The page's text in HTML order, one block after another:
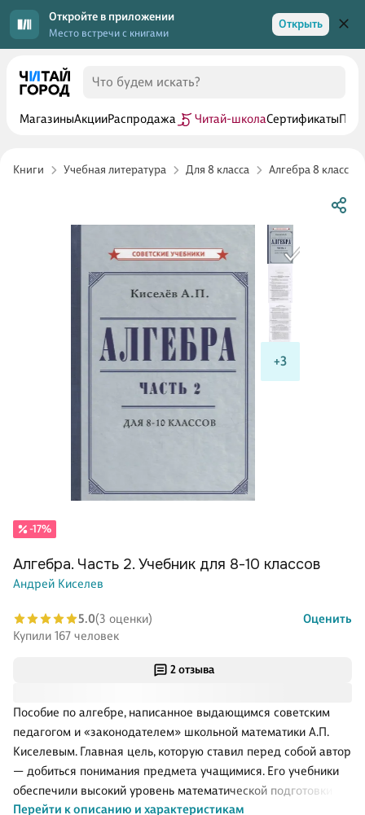
Откройте в приложении
Место встречи с книгами
Открыть
МагазиныАкцииРаспродажа Читай-школаСертификаты
Книги Учебная литература Для 8 класса Алгебра 8 класс
+3
2 отзыва
Пособие по алгебре, написанное выдающимся советским
педагогом и «законодателем» школьной математики А.П.
Киселевым. Главная цель, которую ставил перед собой автор
— добиться понимания предмета учащимися. Его учебники
обеспечили высокий уровень математической подготовки
нескольким поколениям граждан нашей страны.
Перейти к описанию и характеристикам
-17%
Алгебра. Часть 2. Учебник для 8-10 классов
Андрей Киселев
5.0(3 оценки)
Оценить
Купили 167 человек